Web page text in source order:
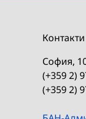
Контакти
София,
(+359 2)
(+359 2)